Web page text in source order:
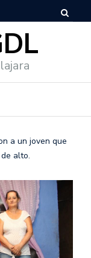
a un joven que
alto.